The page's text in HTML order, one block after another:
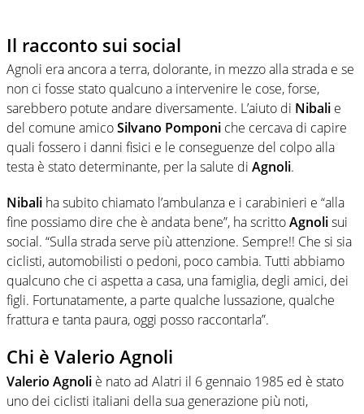
Il racconto sui social
Agnoli era ancora a terra, dolorante, in mezzo alla strada e se
non ci fosse stato qualcuno a intervenire le cose, forse,
sarebbero potute andare diversamente. L’aiuto di Nibali e
del comune amicoSilvano Pomponi che cercava di capire
quali fossero i danni fisici e le conseguenze del colpo alla
testa è stato determinante, per la salute di Agnoli.
Nibali ha subito chiamato l’ambulanza e i carabinieri e “alla
fine possiamo dire che è andata bene”, ha scrittoAgnolisui
social. “Sulla strada serve più attenzione. Sempre!! Che si sia
ciclisti, automobilisti o pedoni, poco cambia. Tutti abbiamo
qualcuno che ci aspetta a casa, una famiglia, degli amici, dei
figli. Fortunatamente, a parte qualche lussazione, qualche
frattura e tanta paura, oggi posso raccontarla”.
Chi è Valerio Agnoli
Valerio Agnoli è nato ad Alatri il 6 gennaio 1985 ed è stato
uno dei ciclisti italiani della sua generazione più noti,